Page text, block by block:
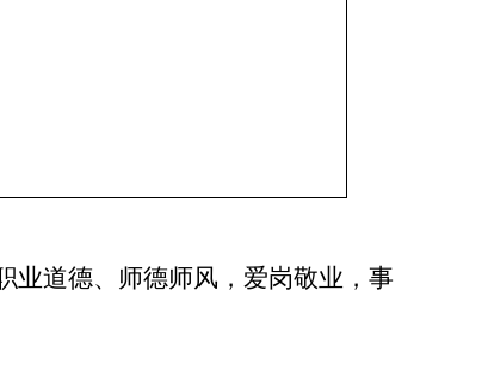
业道德、 师德师风 ，爱岗敬业，事